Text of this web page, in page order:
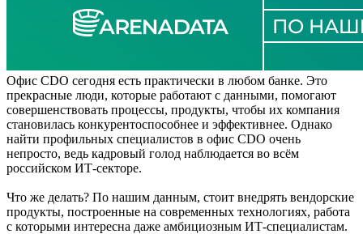
Офис CDO сегодня есть практически в любом банке. Это
прекрасные люди, которые работают с данными, помогают
совершенствовать процессы, продукты, чтобы их компания
становилась конкурентоспособнее и эффективнее. Однако
найти профильных специалистов в офис CDO очень
непросто, ведь кадровый голод наблюдается во всём
российском ИТ-секторе.
Что же делать? По нашим данным, стоит внедрять вендорские
продукты, построенные на современных технологиях, работа
с которыми интересна даже амбициозным ИТ-специалистам.